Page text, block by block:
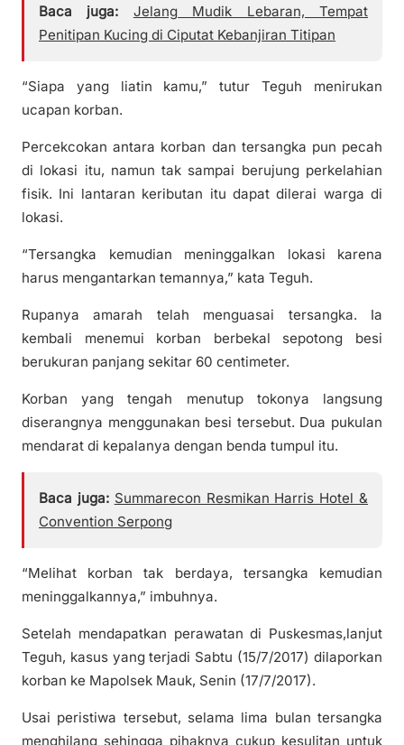
Baca juga:
Jelang Mudik Lebaran, Tempat
Penitipan Kucing di Ciputat Kebanjiran Titipan
“Siapa yang liatin kamu,” tutur Teguh menirukan
ucapan korban.
Percekcokan antara korban dan tersangka pun pecah
di lokasi itu, namun tak sampai berujung perkelahian
fisik. Ini lantaran keributan itu dapat dilerai warga di
lokasi.
“Tersangka kemudian meninggalkan lokasi karena
harus mengantarkan temannya,” kata Teguh.
Rupanya amarah telah menguasai tersangka. Ia
kembali menemui korban berbekal sepotong besi
berukuran panjang sekitar 60 centimeter.
Korban yang tengah menutup tokonya langsung
diserangnya menggunakan besi tersebut. Dua pukulan
mendarat di kepalanya dengan benda tumpul itu.
Baca juga: Summarecon Resmikan Harris Hotel &
Convention Serpong
“Melihat korban tak berdaya, tersangka kemudian
meninggalkannya,” imbuhnya.
Setelah mendapatkan perawatan di Puskesmas,lanjut
Teguh, kasus yang terjadi Sabtu (15/7/2017) dilaporkan
korban ke Mapolsek Mauk, Senin (17/7/2017).
Usai peristiwa tersebut, selama lima bulan tersangka
menghilang sehingga pihaknya cukup kesulitan untuk